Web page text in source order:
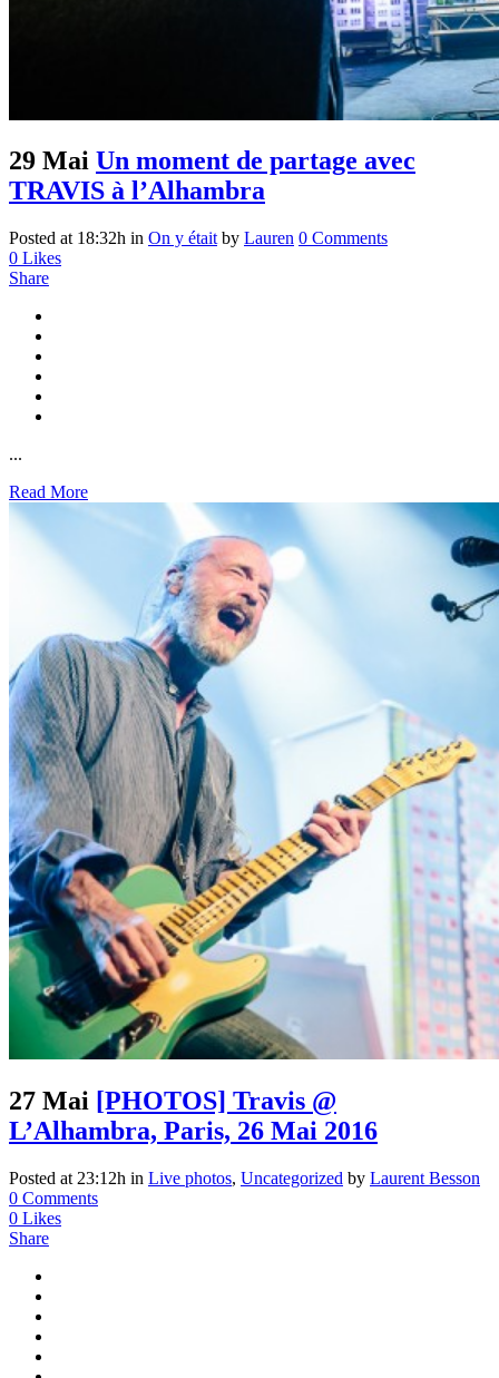
29 Mai Un moment de partage avec
TRAVIS à l’Alhambra
Posted at 18:32h in On y était by Lauren 0 Comments
0 Likes
Share
...
Read More
27 Mai [PHOTOS] Travis @
L’Alhambra, Paris, 26 Mai 2016
Posted at 23:12h in Live photos, Uncategorized by Laurent Besson
0 Comments
0 Likes
Share